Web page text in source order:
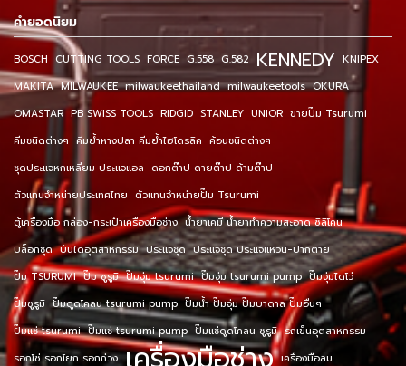
คำยอดนิยม
BOSCH CUTTING TOOLS FORCE G.558 G.582 KENNEDY KNIPEX
MAKITA MILWAUKEE milwaukeethailand milwaukeetools OKURA
OMASTAR PB SWISS TOOLS RIDGID STANLEY UNIOR ขายปั๊ม Tsurumi
คีมชนิดต่างๆ คีมย้ำหางปลา คีมย้ำไฮโดรลิค ค้อนชนิดต่างๆ
ชุดประแจหกเหลี่ยม ประแจแอล ดอกต๊าป ดายต๊าป ด้ามต๊าป
ตัวแทนจำหน่ายประเทศไทย ตัวแทนจำหน่ายปั๊ม Tsurumi
ตู้เครื่องมือ กล่อง-กระเป๋าเครื่องมือช่าง น้ำยาเคมี น้ำยาทำความสะอาด ซิลิโคน
บล็อกชุด บันไดอุตสาหกรรม ประแจชุด ประแจชุด ประแจแหวน-ปากตาย
ปั๊ม TSURUMI ปั๊ม ซูรูมิ ปั๊มจุ่ม tsurumi ปั๊มจุ่ม tsurumi pump ปั๊มจุ่มไดโว่
ปั๊มซูรูมิ ปั๊มดูดโคลน tsurumi pump ปั๊มน้ำ ปั๊มจุ่ม ปั๊มบาดาล ปั๊มอื่นๆ
ปั๊มแช่ tsurumi ปั๊มแช่ tsurumi pump ปั๊มแช่ดูดโคลน ซูรูมิ รถเข็นอุตสาหกรรม
รอกโซ่ รอกโยก รอกถ่วง
เครื่องมือลม